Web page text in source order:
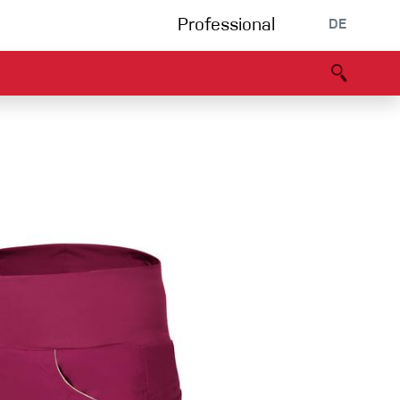
Professional DE
Klettersteig
Multipitch/tradclimb